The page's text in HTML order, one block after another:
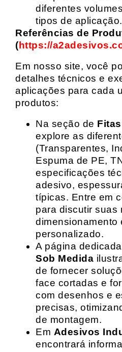
diferentes
tipos de aplicação.
Referências de
(https://
Em nosso site, você
detalhes técnicos e
aplicações para cada
produtos:
Na seção de
explore as
(Transparentes,
Espuma de PE,
especificações
adesivo,
típicas. Entre em
para discutir suas
dimensionamento
personalizado.
A página
Sob Medida
de fornecer
face cortadas e
com desenhos e
precisas,
de montagem.
Em Adesivos
encontrará